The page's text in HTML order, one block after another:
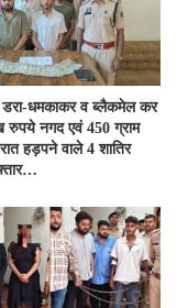
डरा-धमकाकर व ब्लैकमेल कर
रुपये नगद एवं 450 ग्राम
हड़पने वाले 4 शातिर